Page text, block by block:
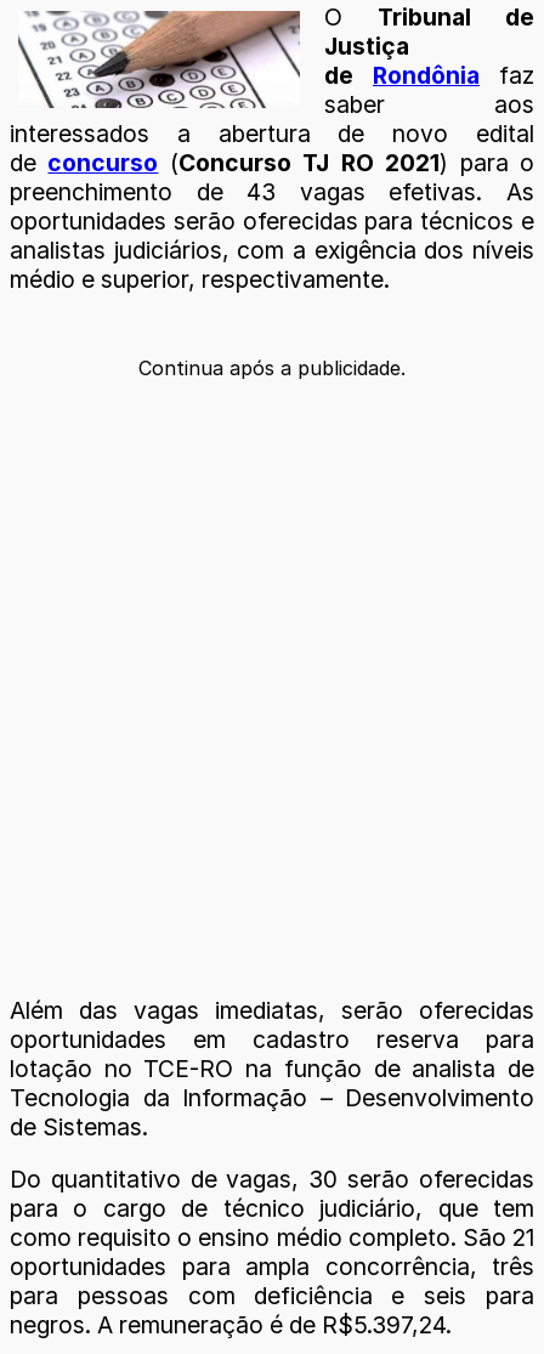
O Tribunal de
Justiça
de Rondônia faz
saber aos
interessados a abertura de novo edital
de concurso (Concurso TJ RO 2021) para o
preenchimento de 43 vagas efetivas. As
oportunidades serão oferecidas para técnicos e
analistas judiciários, com a exigência dos níveis
médio e superior, respectivamente.
Continua após a publicidade.
Além das vagas imediatas, serão oferecidas
oportunidades em cadastro reserva para
lotação no TCE-RO na função de analista de
Tecnologia da Informação – Desenvolvimento
de Sistemas.
Do quantitativo de vagas, 30 serão oferecidas
para o cargo de técnico judiciário, que tem
como requisito o ensino médio completo. São 21
oportunidades para ampla concorrência, três
para pessoas com deficiência e seis para
negros. A remuneração é de R$5.397,24.